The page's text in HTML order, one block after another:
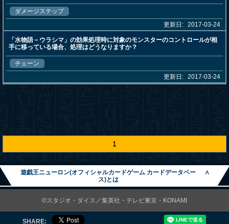
ダメージステップ
更新日: 2017-03-24
「水物語－ウラシマ」の効果処理時に対象のモンスターのコントロールが相
手に移っている場合、処理はどうなりますか？
チェーン
更新日: 2017-03-24
1
遊戯王ニューロン(オフィシャルカードゲーム カードデータベー
ス)とは
∧
©スタジオ・ダイス／集英社・テレビ東京・KONAMI
SHARE: